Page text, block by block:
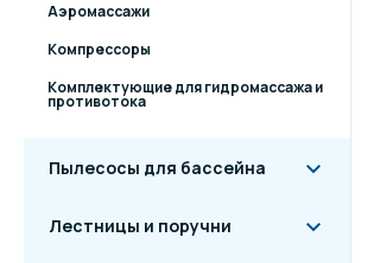
Аэромассажи
Компрессоры
Комплектующие для гидромассажа и
противотока
Пылесосы для бассейна
Лестницы и поручни